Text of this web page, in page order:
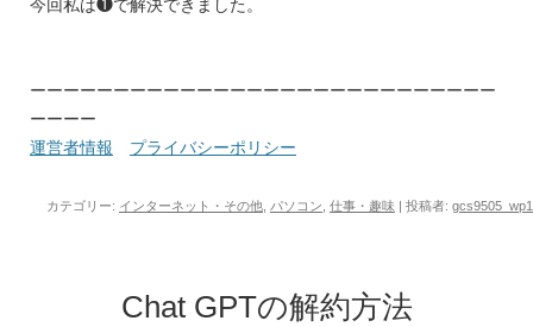
今回私は❶で解決できました。
ーーーーーーーーーーーーーーーーーーーーーーーーーーーー
ーーーー
運営者情報
プライバシーポリシー
カテゴリー: インターネット・その他 パソコン 仕事・趣味 | 投稿者: gcs9505_wp1
Chat GPTの解約方法